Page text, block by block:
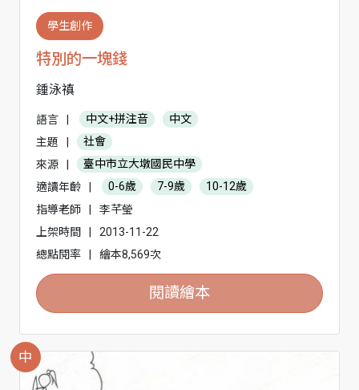
學生創作
特別的一塊錢
鍾泳禛
語言 | 中文+拼注音
中文
主題
|
社會
來源
|
臺中市立大墩國民中學
適讀年齡
| 0-6歲 7-9歲
10-12歲
指導老師
|
李芊瑩
上架時間
|
2013-11-22
總點閱率
| 繪本8,569次
閱讀繪本
中